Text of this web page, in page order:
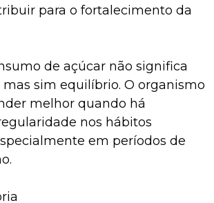
para o fortalecimento da
de açúcar não significa
sim equilíbrio. O organismo
melhor quando há
nos hábitos
em períodos de